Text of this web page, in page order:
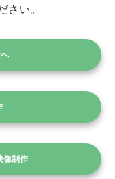
い。
像制作